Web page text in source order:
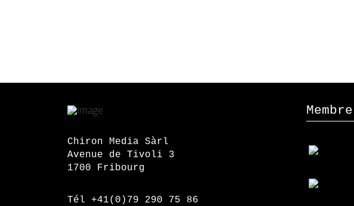
Chiron Media Sàrl
Avenue de Tivoli 3
1700 Fribourg
Tél +41(0)79 290 75 86